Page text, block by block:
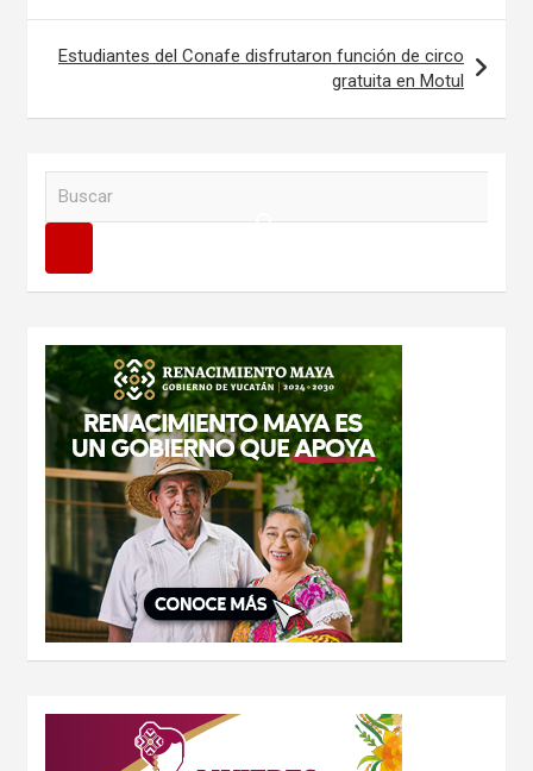
entradas
Estudiantes del Conafe disfrutaron función de circo
gratuita en Motul
s